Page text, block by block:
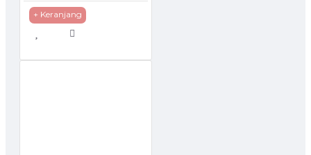
+ Keranjang